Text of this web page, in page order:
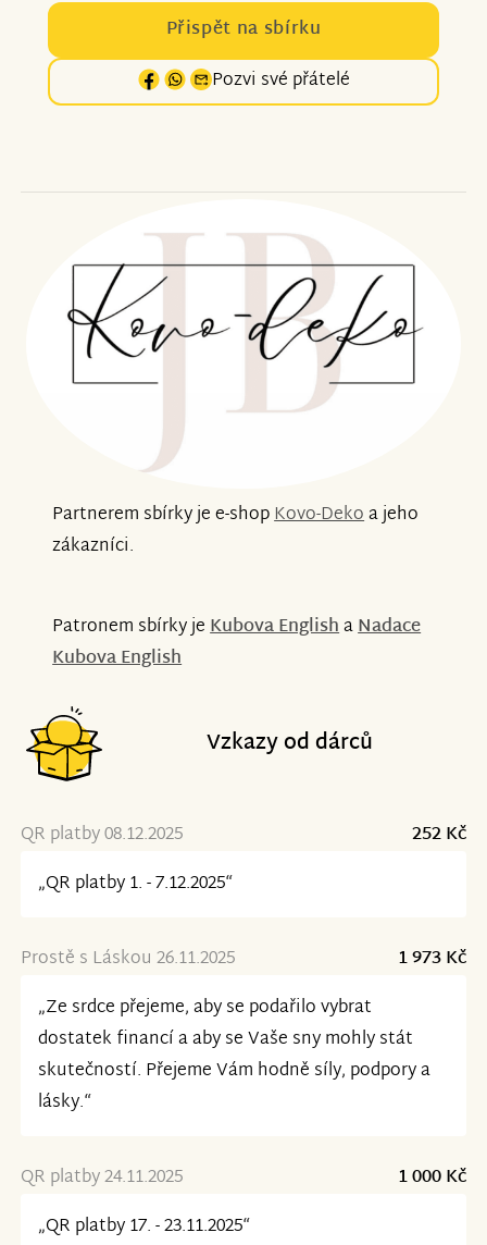
Přispět na sbírku
Pozvi své přátelé
Partnerem sbírky je e-shopKovo-Dekoa jeho
zákazníci.
Patronem sbírky jeKubova EnglishaNadace
Kubova English
Vzkazy od dárců
QR platby 08.12.2025
252 Kč
„QR platby 1. - 7.12.2025“
Prostě s Láskou 26.11.2025
1 973 Kč
„Ze srdce přejeme, aby se podařilo vybrat
dostatek financí a aby se Vaše sny mohly stát
skutečností. Přejeme Vám hodně síly, podpory a
lásky.“
QR platby 24.11.2025
1 000 Kč
„QR platby 17. - 23.11.2025“